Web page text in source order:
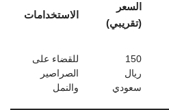
السعر
(تقريبي)
الاستخدامات
150
ريال
سعودي
للقضاء على
الصراصير
والنمل